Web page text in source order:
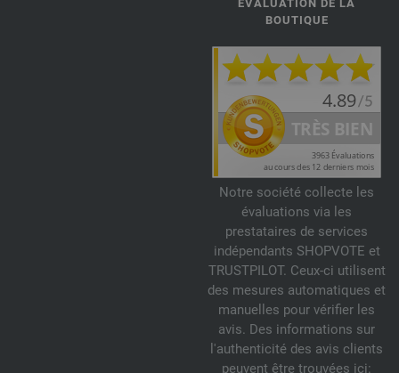
ÉVALUATION DE LA
BOUTIQUE
Notre société collecte les
évaluations via les
prestataires de services
indépendants SHOPVOTE et
TRUSTPILOT. Ceux-ci utilisent
des mesures automatiques et
manuelles pour vérifier les
avis. Des informations sur
l'authenticité des avis clients
peuvent être trouvées ici: